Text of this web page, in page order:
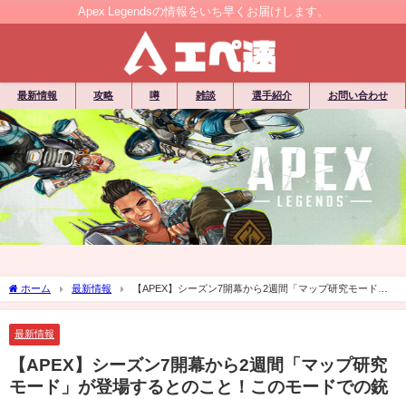
Apex Legendsの情報をいち早くお届けします。
最新情報 攻略 噂 雑談 選手紹介 お問い合わせ
ホーム 最新情報
【APEX】シーズン7開幕から2週間「マップ研究モード」
が登場するとのこと！このモードでの銃のダメージは0！
最新情報
【APEX】シーズン7開幕から2週間「マップ研究
モード」が登場するとのこと！このモードでの銃